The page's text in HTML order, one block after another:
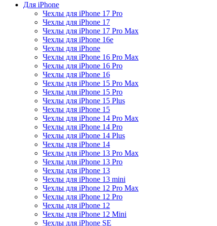
Для iPhone
Чехлы для iPhone 17 Pro
Чехлы для iPhone 17
Чехлы для iPhone 17 Pro Max
Чехлы для iPhone 16e
Чехлы для iPhone
Чехлы для iPhone 16 Pro Max
Чехлы для iPhone 16 Pro
Чехлы для iPhone 16
Чехлы для iPhone 15 Pro Max
Чехлы для iPhone 15 Pro
Чехлы для iPhone 15 Plus
Чехлы для iPhone 15
Чехлы для iPhone 14 Pro Max
Чехлы для iPhone 14 Pro
Чехлы для iPhone 14 Plus
Чехлы для iPhone 14
Чехлы для iPhone 13 Pro Max
Чехлы для iPhone 13 Pro
Чехлы для iPhone 13
Чехлы для iPhone 13 mini
Чехлы для iPhone 12 Pro Max
Чехлы для iPhone 12 Pro
Чехлы для iPhone 12
Чехлы для iPhone 12 Mini
Чехлы для iPhone SE